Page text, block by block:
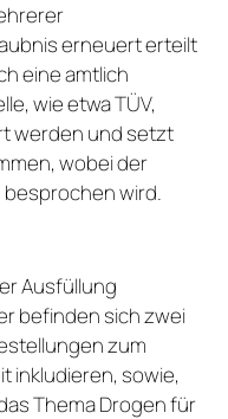
erneuert erteilt
eine amtlich
wie etwa TÜV,
werden und setzt
wobei der
besprochen wird.
Ausfüllung
befinden sich zwei
zum
inkludieren, sowie,
Thema Drogen für